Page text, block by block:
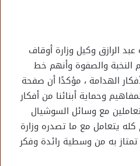
الرازق وكيل وزارة أوقاف
النخبة والصفوة وأنهم خط
الهدامة ، مؤكدًا أن صفحة
وحماية أبنائنا من أفكار
مع وسائل السوشيال
كله يتعامل مع ما تصدره وزارة
تمتاز به من وسطية رائدة وفكر